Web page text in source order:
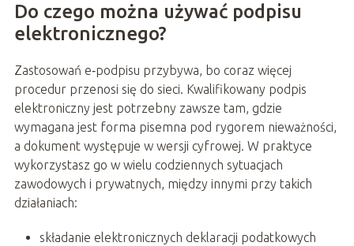
Do czego można używać podpisu
elektronicznego?
Zastosowań e‑podpisu przybywa, bo coraz więcej
procedur przenosi się do sieci. Kwalifikowany podpis
elektroniczny jest potrzebny zawsze tam, gdzie
wymagana jest forma pisemna pod rygorem nieważności,
a dokument występuje w wersji cyfrowej. W praktyce
wykorzystasz go w wielu codziennych sytuacjach
zawodowych i prywatnych, między innymi przy takich
działaniach:
składanie elektronicznych deklaracji podatkowych